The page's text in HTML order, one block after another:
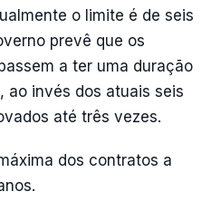
o limite é de seis
prevê que os
a ter uma duração
ao invés dos atuais seis
até três vezes.
dos contratos a